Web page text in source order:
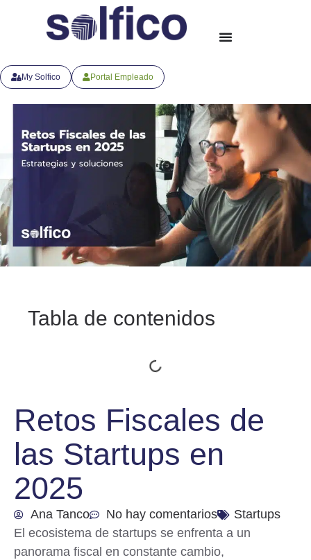
My Solfico Portal Empleado
Tabla de contenidos
Retos Fiscales de
las Startups en
2025
Ana Tanco No hay comentarios
Startups
El ecosistema de startups se enfrenta a un
panorama fiscal en constante cambio,